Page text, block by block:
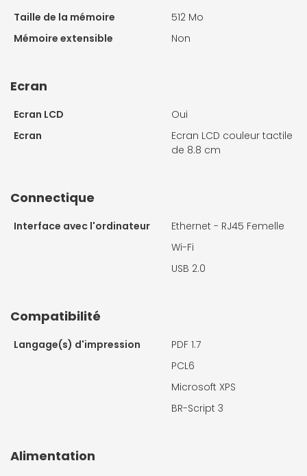
Taille de la mémoire
512 Mo
Mémoire extensible
Non
Ecran
Ecran LCD
Oui
Ecran
Ecran LCD couleur tactile
de 8.8 cm
Connectique
Interface avec l'ordinateur
Ethernet - RJ45 Femelle
Wi-Fi
USB 2.0
Compatibilité
Langage(s) d'impression
PDF 1.7
PCL6
Microsoft XPS
BR-Script 3
Alimentation